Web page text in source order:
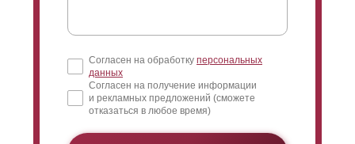
Согласен на обработку персональных
данных
Согласен на получение информации
и рекламных предложений (сможете
отказаться в любое время)